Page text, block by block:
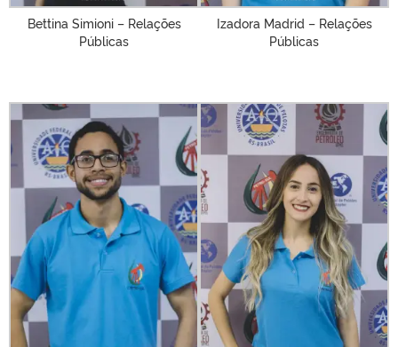
Bettina Simioni – Relações
Públicas
Izadora Madrid – Relações
Públicas